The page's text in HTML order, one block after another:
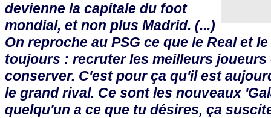
devienne la capitale du foot
mondial, et non plus Madrid. (...)
On reproche au PSG ce que le Real et
toujours : recruter les meilleurs joueurs
conserver. C'est pour ça qu'il est
le grand rival. Ce sont les nouveaux
quelqu'un a ce que tu désires, ça